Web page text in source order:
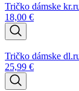
Tričko dámske
18,00 €
Tričko dámske
25,99 €